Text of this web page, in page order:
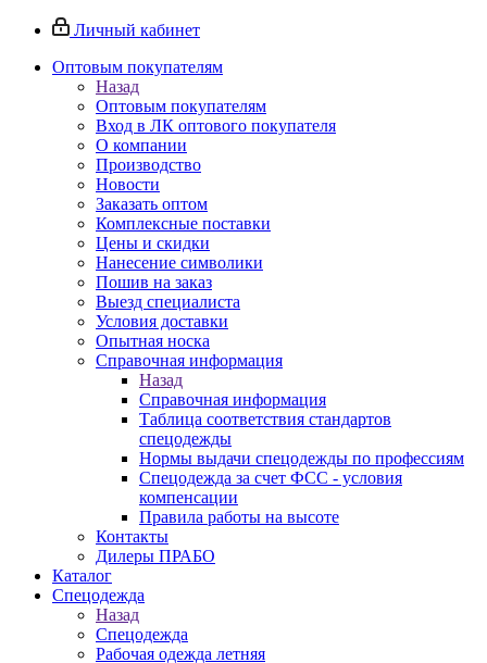
Личный кабинет
Оптовым покупателям
Назад
Оптовым покупателям
Вход в ЛК оптового покупателя
О компании
Производство
Новости
Заказать оптом
Комплексные поставки
Цены и скидки
Нанесение символики
Пошив на заказ
Выезд специалиста
Условия доставки
Опытная носка
Справочная информация
Назад
Справочная информация
Таблица соответствия стандартов
спецодежды
Нормы выдачи спецодежды по профессиям
Спецодежда за счет ФСС - условия
компенсации
Правила работы на высоте
Контакты
Дилеры ПРАБО
Каталог
Спецодежда
Назад
Спецодежда
Рабочая одежда летняя